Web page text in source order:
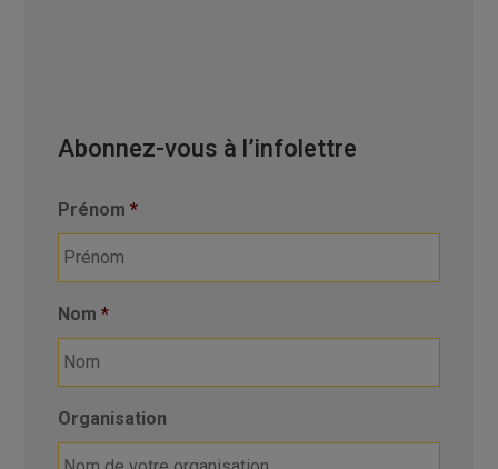
Abonnez-vous à l’infolettre
Prénom *
Nom *
Organisation